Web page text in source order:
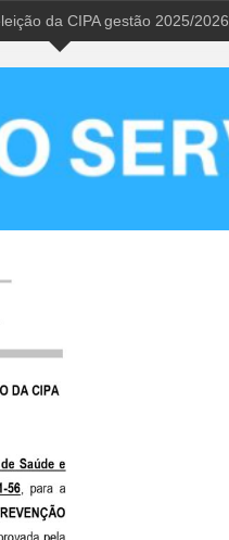
da CIPA gestão 2025/2026